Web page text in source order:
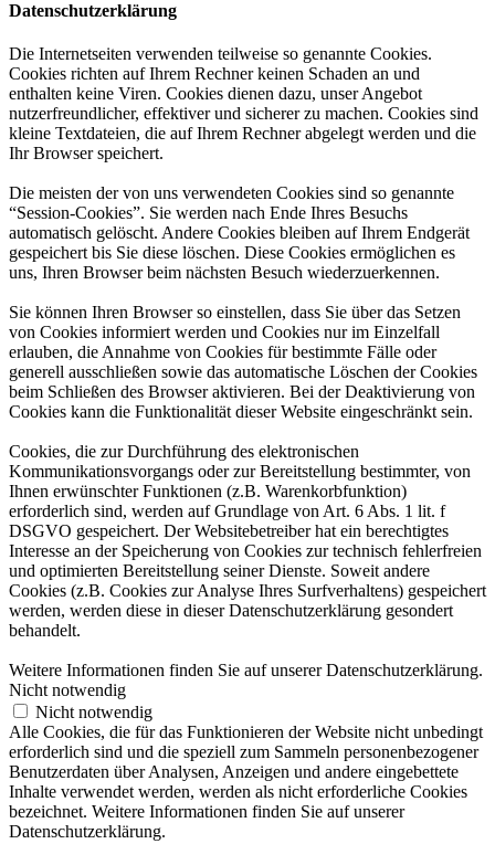
Datenschutzerklärung
Die Internetseiten verwenden teilweise so genannte Cookies.
Cookies richten auf Ihrem Rechner keinen Schaden an und
enthalten keine Viren. Cookies dienen dazu, unser Angebot
nutzerfreundlicher, effektiver und sicherer zu machen. Cookies sind
kleine Textdateien, die auf Ihrem Rechner abgelegt werden und die
Ihr Browser speichert.
Die meisten der von uns verwendeten Cookies sind so genannte
“Session-Cookies”. Sie werden nach Ende Ihres Besuchs
automatisch gelöscht. Andere Cookies bleiben auf Ihrem Endgerät
gespeichert bis Sie diese löschen. Diese Cookies ermöglichen es
uns, Ihren Browser beim nächsten Besuch wiederzuerkennen.
Sie können Ihren Browser so einstellen, dass Sie über das Setzen
von Cookies informiert werden und Cookies nur im Einzelfall
erlauben, die Annahme von Cookies für bestimmte Fälle oder
generell ausschließen sowie das automatische Löschen der Cookies
beim Schließen des Browser aktivieren. Bei der Deaktivierung von
Cookies kann die Funktionalität dieser Website eingeschränkt sein.
Cookies, die zur Durchführung des elektronischen
Kommunikationsvorgangs oder zur Bereitstellung bestimmter, von
Ihnen erwünschter Funktionen (z.B. Warenkorbfunktion)
erforderlich sind, werden auf Grundlage von Art. 6 Abs. 1 lit. f
DSGVO gespeichert. Der Websitebetreiber hat ein berechtigtes
Interesse an der Speicherung von Cookies zur technisch fehlerfreien
und optimierten Bereitstellung seiner Dienste. Soweit andere
Cookies (z.B. Cookies zur Analyse Ihres Surfverhaltens) gespeichert
werden, werden diese in dieser Datenschutzerklärung gesondert
behandelt.
Weitere Informationen finden Sie auf unserer Datenschutzerklärung.
Nicht notwendig
Nicht notwendig
Alle Cookies, die für das Funktionieren der Website nicht unbedingt
erforderlich sind und die speziell zum Sammeln personenbezogener
Benutzerdaten über Analysen, Anzeigen und andere eingebettete
Inhalte verwendet werden, werden als nicht erforderliche Cookies
bezeichnet. Weitere Informationen finden Sie auf unserer
Datenschutzerklärung.